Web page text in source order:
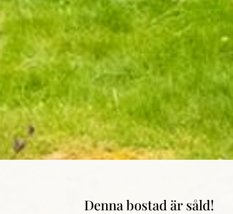
Denna bostad är såld!